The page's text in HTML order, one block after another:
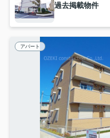
過去掲載物件
アパート